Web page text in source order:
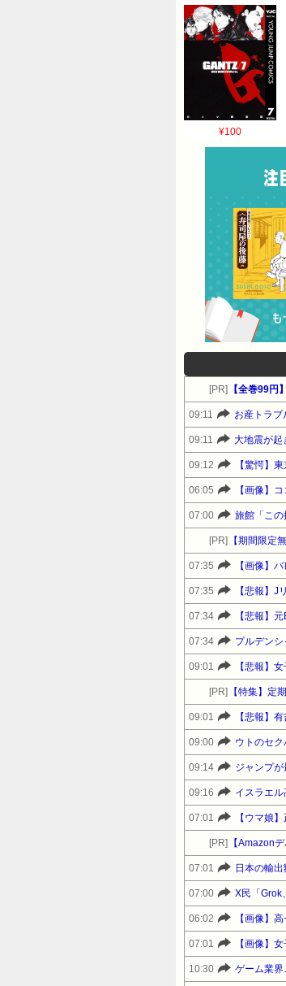
¥100
[PR] 【全巻99円
09:11
09:11 大地震が起
09:12 【驚愕】
06:05 【画像】
07:00 旅館「この
[PR] 【期間限定
07:35 【画像】
07:35 【悲報】J
07:34
07:34 プルデン
09:01 【悲報】
[PR] 【特集】定
09:01
09:00
09:14 ジャンプ
09:16 イスラエ
07:01 【ウマ娘
[PR]
07:01 日本の輸
07:00 X民「Grok
06:02 【画像】
07:01 【画像】
10:30 ゲーム業界